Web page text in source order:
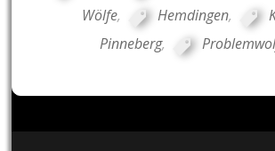
Wölfe, Hemdingen,
Pinneberg,